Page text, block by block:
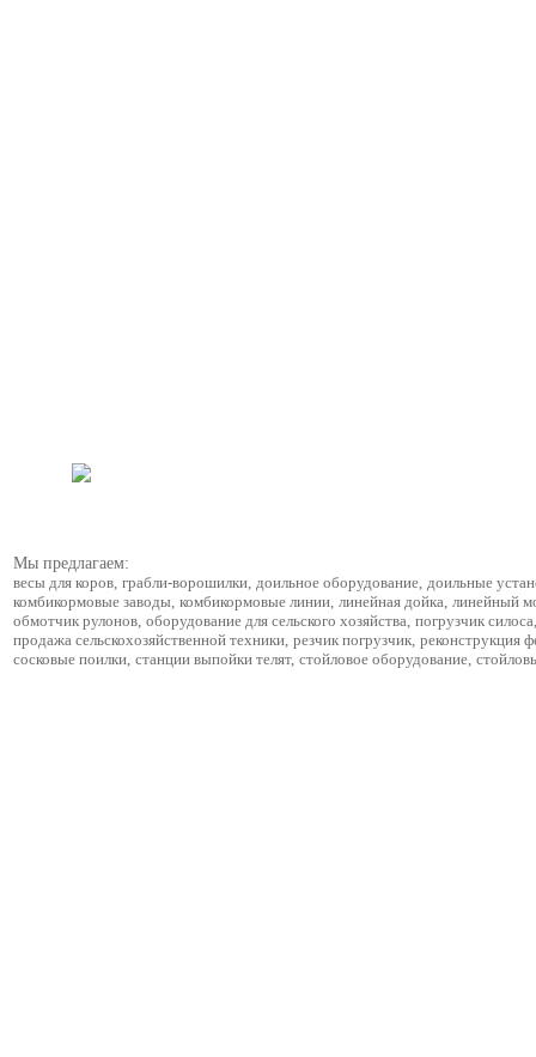
Мы предлагаем:
весы для коров, грабли-ворошилки, доильное оборудование, доильные
комбикормовые заводы, комбикормовые линии, линейная дойка, линейный
обмотчик рулонов, оборудование для сельского хозяйства, погрузчик силоса,
продажа сельскохозяйственной техники, резчик погрузчик, реконструкция
сосковые поилки, станции выпойки телят, стойловое оборудование,